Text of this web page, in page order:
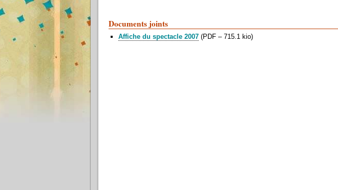
Documents joints
Affiche du spectacle 2007 (PDF – 715.1 kio)